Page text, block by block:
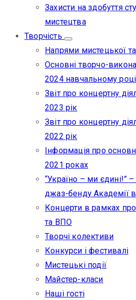
Захисти на здобуття
мистецтва
Творчість
Напрями мистецької
Основні творчо-
2024 навчальному році
Звіт про концертну
2023 рік
Звіт про концертну
2022 рік
Інформація про
2021 роках
“Україно – ми єдині!”
джаз-бенду Академії
Концерти в рамках
та ВПО
Творчі колективи
Конкурси і фестивалі
Мистецькі події
Майстер-класи
Наші гості